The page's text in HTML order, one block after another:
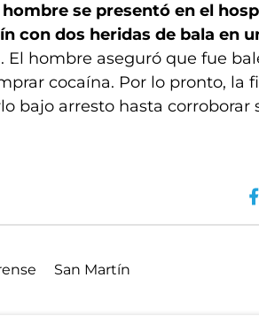
hombre se presentó en el
con dos heridas de bala en
El hombre aseguró que fue
cocaína. Por lo pronto, la
bajo arresto hasta corroborar
San Martín